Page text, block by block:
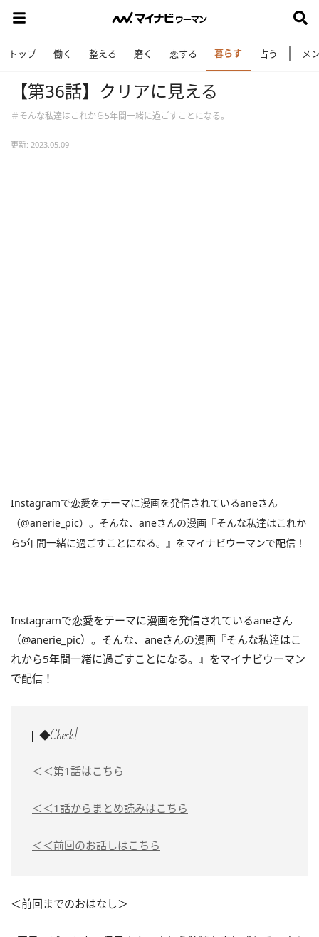
トップ 働く 整える 磨く 恋する 暮らす 占う メ
【第36話】クリアに見える
＃そんな私達はこれから5年間一緒に過ごすことになる。
更新: 2023.05.09
Instagramで恋愛をテーマに漫画を発信されているaneさん
（@anerie_pic）。そんな、aneさんの漫画『そんな私達はこれか
ら5年間一緒に過ごすことになる。』をマイナビウーマンで配信！
Instagramで恋愛をテーマに漫画を発信されているaneさん
（@anerie_pic）。そんな、aneさんの漫画『そんな私達はこ
れから5年間一緒に過ごすことになる。』をマイナビウーマン
で配信！
◆Check!
＜＜第1話はこちら
＜＜1話からまとめ読みはこちら
＜＜前回のお話しはこちら
＜前回までのおはなし＞